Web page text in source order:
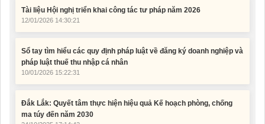
Sổ tay tìm hiểu các quy định pháp luật về đăng ký doanh nghiệp và
10/01/2026 15:22:31
Đắk Lắk: Quyết tâm thực hiện hiệu quả Kế hoạch phòng, chống
24/10/2025 17:14:42